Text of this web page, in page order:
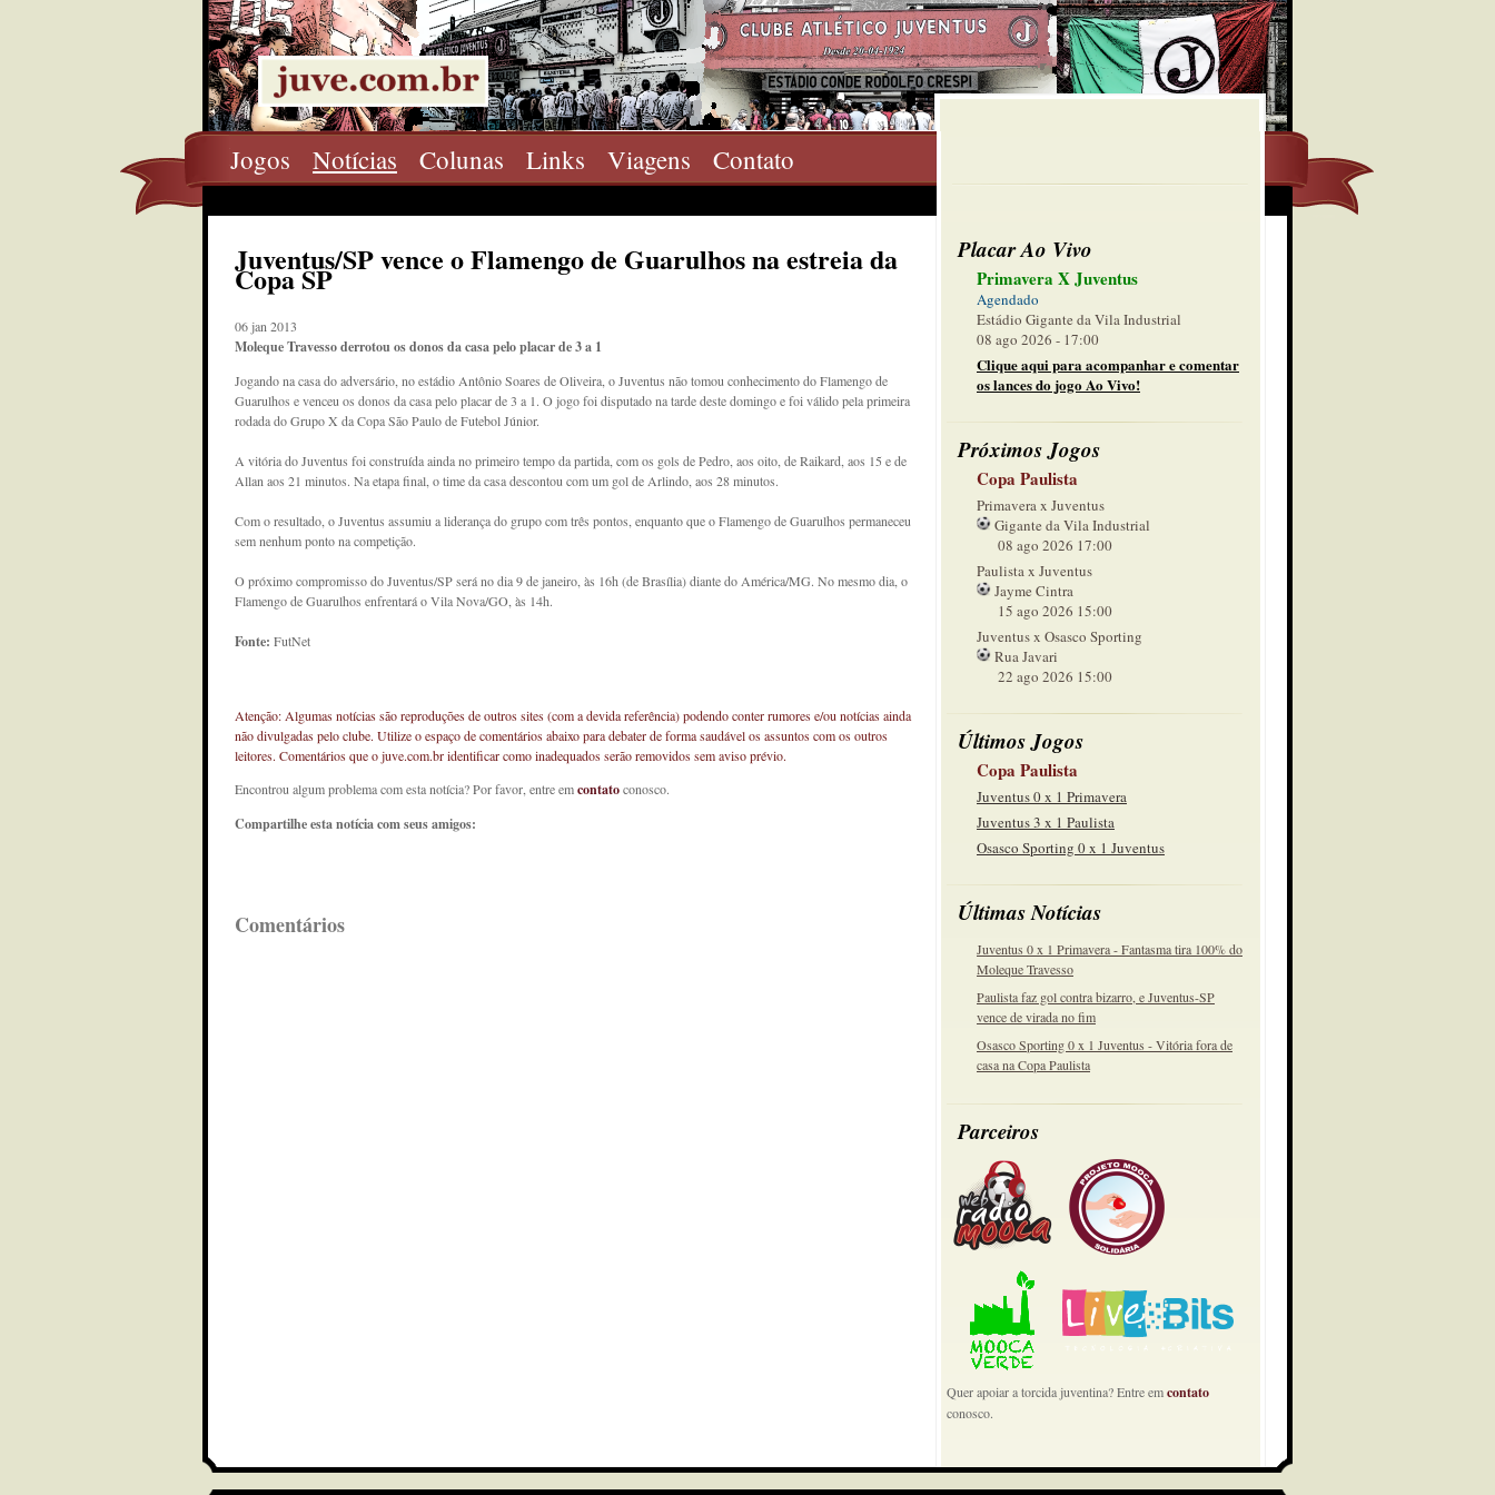
Jogos Notícias Colunas Links Viagens Contato
Placar Ao Vivo
Primavera X Juventus
Agendado
Estádio Gigante da Vila Industrial
08 ago 2026 - 17:00
Clique aqui para acompanhar e comentar
os lances do jogo Ao Vivo!
Próximos Jogos
Copa Paulista
Primavera x Juventus
Gigante da Vila Industrial
08 ago 2026 17:00
Paulista x Juventus
Jayme Cintra
15 ago 2026 15:00
Juventus x Osasco Sporting
Rua Javari
22 ago 2026 15:00
Últimos Jogos
Copa Paulista
Juventus 0 x 1 Primavera
Juventus 3 x 1 Paulista
Osasco Sporting 0 x 1 Juventus
Últimas Notícias
Juventus 0 x 1 Primavera - Fantasma tira 100% do
Moleque Travesso
Paulista faz gol contra bizarro, e Juventus-SP
vence de virada no fim
Osasco Sporting 0 x 1 Juventus - Vitória fora de
casa na Copa Paulista
Parceiros
Quer apoiar a torcida juventina? Entre emcontato
conosco.
Juventus/SP vence o Flamengo de Guarulhos na estreia da
Copa SP
06 jan 2013
Moleque Travesso derrotou os donos da casa pelo placar de 3 a 1
Jogando na casa do adversário, no estádio Antônio Soares de Oliveira, o Juventus não tomou conhecimento do Flamengo de
Guarulhos e venceu os donos da casa pelo placar de 3 a 1. O jogo foi disputado na tarde deste domingo e foi válido pela primeira
rodada do Grupo X da Copa São Paulo de Futebol Júnior.
A vitória do Juventus foi construída ainda no primeiro tempo da partida, com os gols de Pedro, aos oito, de Raikard, aos 15 e de
Allan aos 21 minutos. Na etapa final, o time da casa descontou com um gol de Arlindo, aos 28 minutos.
Com o resultado, o Juventus assumiu a liderança do grupo com três pontos, enquanto que o Flamengo de Guarulhos permaneceu
sem nenhum ponto na competição.
O próximo compromisso do Juventus/SP será no dia 9 de janeiro, às 16h (de Brasília) diante do América/MG. No mesmo dia, o
Flamengo de Guarulhos enfrentará o Vila Nova/GO, às 14h.
Fonte: FutNet
Atenção: Algumas notícias são reproduções de outros sites (com a devida referência) podendo conter rumores e/ou notícias ainda
não divulgadas pelo clube. Utilize o espaço de comentários abaixo para debater de forma saudável os assuntos com os outros
leitores. Comentários que o juve.com.br identificar como inadequados serão removidos sem aviso prévio.
Encontrou algum problema com esta notícia? Por favor, entre emcontatoconosco.
Compartilhe esta notícia com seus amigos:
Comentários